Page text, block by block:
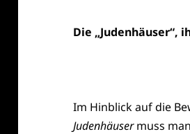
Die „Judenhäuser“,
Im Hinblick auf die
Judenhäusermuss